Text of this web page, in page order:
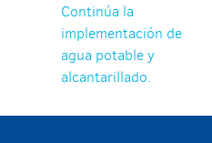
Navegación
de
entradas
Continúa la
implementación de
agua potable y
alcantarillado.